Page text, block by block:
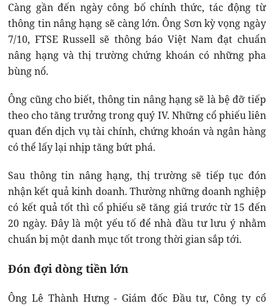
Càng gần đến ngày công bố chính thức, tác động từ
thông tin nâng hạng sẽ càng lớn. Ông Sơn kỳ vọng ngày
7/10, FTSE Russell sẽ thông báo Việt Nam đạt chuẩn
nâng hạng và thị trường chứng khoán có những pha
bùng nổ.
Ông cũng cho biết, thông tin nâng hạng sẽ là bệ đỡ tiếp
theo cho tăng trưởng trong quý IV. Những cổ phiếu liên
quan đến dịch vụ tài chính, chứng khoán và ngân hàng
có thể lấy lại nhịp tăng bứt phá.
Sau thông tin nâng hạng, thị trường sẽ tiếp tục đón
nhận kết quả kinh doanh. Thường những doanh nghiệp
có kết quả tốt thì cổ phiếu sẽ tăng giá trước từ 15 đến
20 ngày. Đây là một yếu tố để nhà đầu tư lưu ý nhằm
chuẩn bị một danh mục tốt trong thời gian sắp tới.
Đón đợi dòng tiền lớn
Ông Lê Thành Hưng - Giám đốc Đầu tư, Công ty cổ